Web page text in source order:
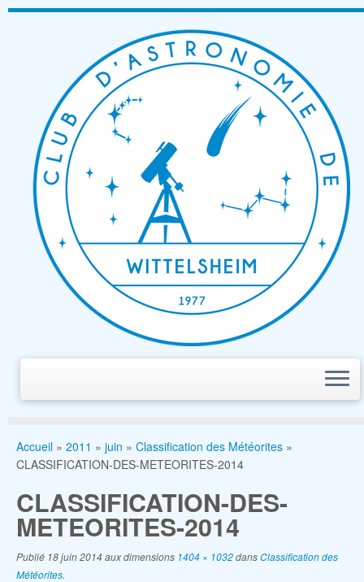
Passer
Accueil » 2011 » juin » Classification des Météorites »
CLASSIFICATION-DES-METEORITES-2014
CLASSIFICATION-DES-
METEORITES-2014
Publié 18 juin 2014aux dimensions 1404 × 1032dansClassification des
Météorites.